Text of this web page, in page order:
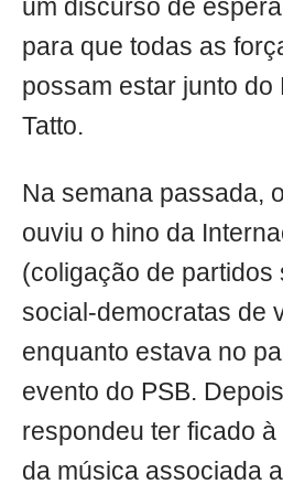
um discurso de
para que todas as
possam estar junto do
Tatto.
Na semana passada,
ouviu o hino da
(coligação de partidos
social-democratas de
enquanto estava no
evento do PSB.
respondeu ter ficado
da música associada